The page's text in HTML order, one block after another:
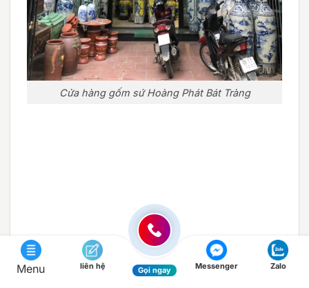
Cửa hàng gốm sứ Hoàng Phát Bát Tràng
Menu liên hệ Gọi ngay Messenger Zalo